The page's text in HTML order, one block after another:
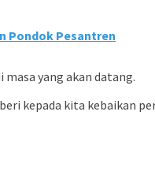
Pondok Pesantren
yang akan datang.
kepada kita kebaikan